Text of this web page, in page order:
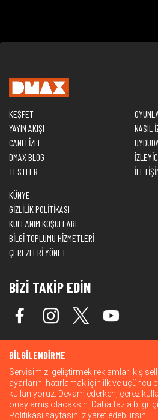
KEŞFET
YAYIN AKIŞI
CANLI İZLE
DMAX BLOG
TESTLER
NASIL
KÜNYE
GİZLİLİK POLİTİKASI
KULLANIM KOŞULLARI
BİLGİ TOPLUMU HİZMETLERİ
ÇEREZLERİ YÖNET
BİZİ TAKİP EDİN
© 2026 Warner Bros. Discovery, Inc. veya
BİLGİLENDİRME
Servisimizi geliştirmek,reklamları
ayarlarını hatırlamak için ilk ve üçüncü
kullanıyoruz. Devam ederken, çerez
onaylamış olacaksın. Daha fazla bilgi
Politikası sayfasını ziyaret edebilirsin.